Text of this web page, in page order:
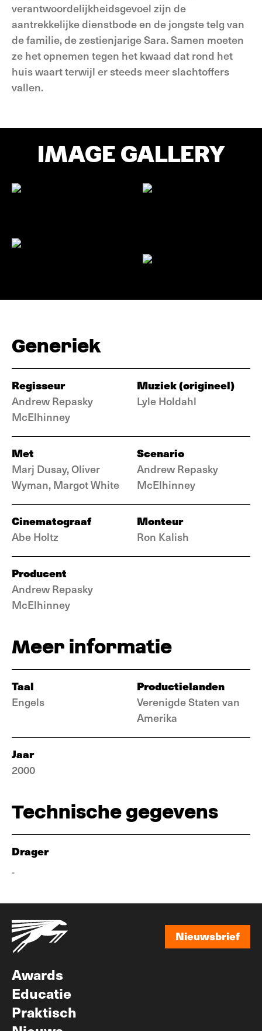
verantwoordelijkheidsgevoel zijn de
aantrekkelijke dienstbode en de jongste telg van
de familie, de zestienjarige Sara. Samen moeten
ze het opnemen tegen het kwaad dat rond het
huis waart terwijl er steeds meer slachtoffers
vallen.
IMAGE GALLERY
Generiek
Regisseur
Andrew Repasky
McElhinney
Muziek (origineel)
Lyle Holdahl
Met
Marj Dusay, Oliver
Wyman, Margot White
Scenario
Andrew Repasky
McElhinney
Cinematograaf
Abe Holtz
Monteur
Ron Kalish
Producent
Andrew Repasky
McElhinney
Meer informatie
Taal
Engels
Productielanden
Verenigde Staten van
Amerika
Jaar
2000
Technische gegevens
Drager
-
Nieuwsbrief
Awards
Educatie
Praktisch